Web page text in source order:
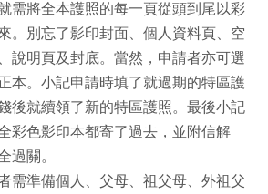
需將全本護照的每一頁從頭到尾以彩
。別忘了影印封面、個人資料頁、空
說明頁及封底。當然，申請者亦可選
本。小記申請時填了就過期的特區護
後就續領了新的特區護照。最後小記
彩色影印本都寄了過去，並附信解
過關。
需準備個人、父母、祖父母、外祖父